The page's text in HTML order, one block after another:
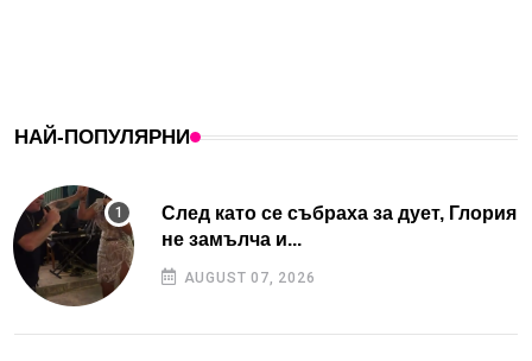
НАЙ-ПОПУЛЯРНИ
След като се събраха за дует, Глория
не замълча и...
AUGUST 07, 2026